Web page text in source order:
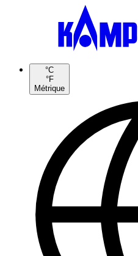
°C
°F
Métrique